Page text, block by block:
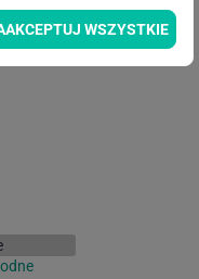
liście
WSZYSTKIE